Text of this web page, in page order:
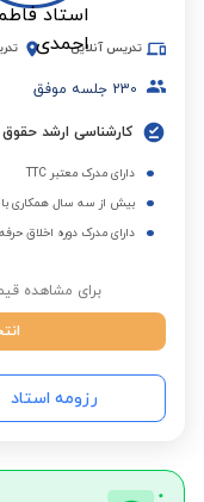
تدریس آنلاین
230 جلسه موفق
کارشناسی ارشد حقوق
دارای مدرک معتبر TTC
بیش از سه سال همکاری
دارای مدرک دوره اخلاق
برای مشاهده
رزومه استاد